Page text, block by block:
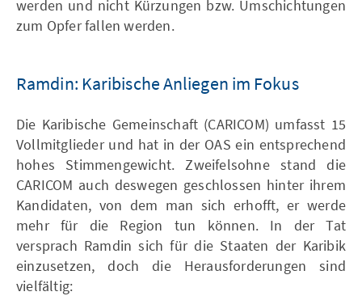
werden und nicht Kürzungen bzw. Umschichtungen
zum Opfer fallen werden.
Ramdin: Karibische Anliegen im Fokus
Die Karibische Gemeinschaft (CARICOM) umfasst 15
Vollmitglieder und hat in der OAS ein entsprechend
hohes Stimmengewicht. Zweifelsohne stand die
CARICOM auch deswegen geschlossen hinter ihrem
Kandidaten, von dem man sich erhofft, er werde
mehr für die Region tun können. In der Tat
versprach Ramdin sich für die Staaten der Karibik
einzusetzen, doch die Herausforderungen sind
vielfältig: